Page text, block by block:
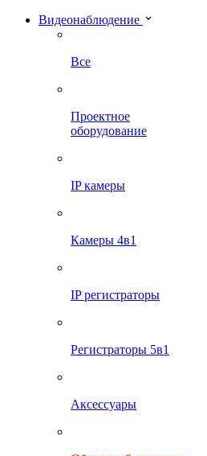
Видеонаблюдение
Все
Проектное
оборудование
IP камеры
Камеры 4в1
IP регистраторы
Регистраторы 5в1
Аксессуары